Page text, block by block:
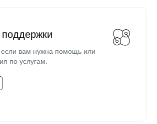
вам нужна помощь или
по услугам.